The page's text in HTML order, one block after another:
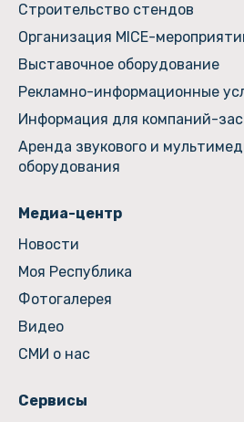
Строительство стендов
Организация MICE-
Выставочное оборудование
Рекламно-информационные
Информация для компаний-
Аренда звукового и
оборудования
Медиа-центр
Новости
Моя Республика
Фотогалерея
Видео
СМИ о нас
Сервисы